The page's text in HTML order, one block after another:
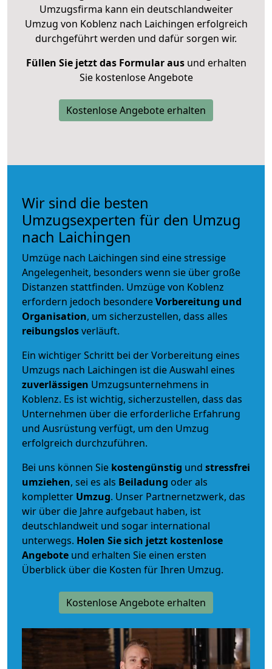
Umzugsfirma kann ein deutschlandweiter
Umzug von Koblenz nach Laichingen erfolgreich
durchgeführt werden und dafür sorgen wir.
Füllen Sie jetzt das Formular ausund erhalten
Sie kostenlose Angebote
Kostenlose Angebote erhalten
Wir sind die besten
Umzugsexperten für den Umzug
nach Laichingen
Umzüge nach Laichingen sind eine stressige
Angelegenheit, besonders wenn sie über große
Distanzen stattfinden. Umzüge von Koblenz
erfordern jedoch besondereVorbereitung und
Organisation, um sicherzustellen, dass alles
reibungslosverläuft.
Ein wichtiger Schritt bei der Vorbereitung eines
Umzugs nach Laichingen ist die Auswahl eines
zuverlässigen Umzugsunternehmens in
Koblenz. Es ist wichtig, sicherzustellen, dass das
Unternehmen über die erforderliche Erfahrung
und Ausrüstung verfügt, um den Umzug
erfolgreich durchzuführen.
Bei uns können Sie kostengünstig und stressfrei
umziehen, sei es als Beiladung oder als
kompletter Umzug. Unser Partnernetzwerk, das
wir über die Jahre aufgebaut haben, ist
deutschlandweit und sogar international
unterwegs. Holen Sie sich jetzt kostenlose
Angebote und erhalten Sie einen ersten
Überblick über die Kosten für Ihren Umzug.
Kostenlose Angebote erhalten